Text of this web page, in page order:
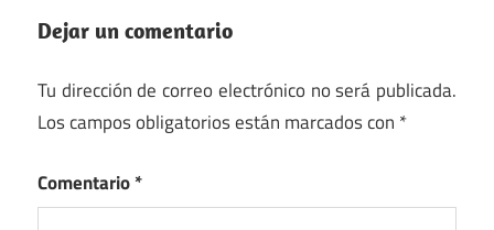
Dejar un comentario
Tu dirección de correo electrónico no será publicada.
Los campos obligatorios están marcados con *
Comentario*